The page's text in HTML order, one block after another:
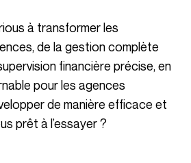
de la gestion complète
financière précise, en
pour les agences
de manière efficace et
prêt à l’essayer ?